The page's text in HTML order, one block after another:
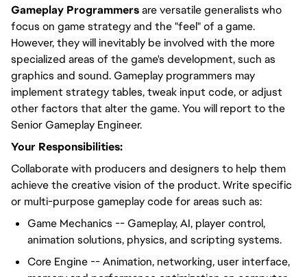
Gameplay Programmersare versatile generalists who
focus on game strategy and the "feel" of a game.
However, they will inevitably be involved with the more
specialized areas of the game's development, such as
graphics and sound. Gameplay programmers may
implement strategy tables, tweak input code, or adjust
other factors that alter the game. You will report to the
Senior Gameplay Engineer.
Your Responsibilities:
Collaborate with producers and designers to help them
achieve the creative vision of the product. Write specific
or multi-purpose gameplay code for areas such as:
Game Mechanics -- Gameplay, AI, player control,
animation solutions, physics, and scripting systems.
Core Engine -- Animation, networking, user interface,